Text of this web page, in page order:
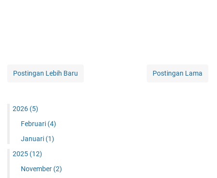
Postingan Lebih Baru Postingan Lama
2026 (5)
Februari (4)
Januari (1)
2025 (12)
November (2)